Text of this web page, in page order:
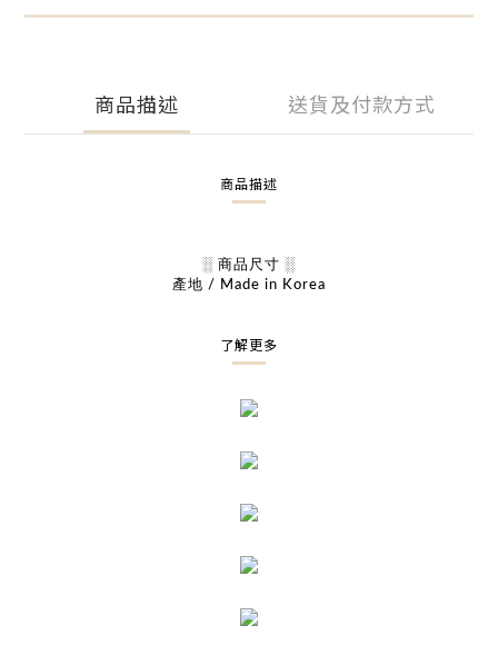
商品描述 送貨及付款方式
商品描述
░ 商品尺寸 ░
產地 / Made in Korea
了解更多